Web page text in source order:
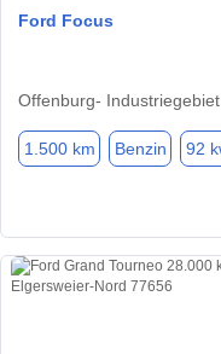
Ford Focus
Offenburg-
1.500 km Benzin 92